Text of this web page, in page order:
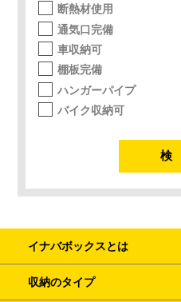
断熱材使用
通気口完備
車収納可
棚板完備
ハンガーパイプ
バイク収納可
イナバボックスとは
収納のタイプ